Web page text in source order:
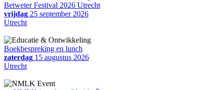
Betweter Festival 2026 Utrecht
vrijdag 25 september 2026
Utrecht
Boekbespreking en lunch
zaterdag 15 augustus 2026
Utrecht